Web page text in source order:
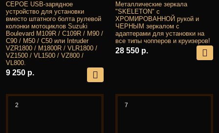
СЕРОЕ USB-зарядное
устройство для установки
вместо штатного болта рулевой
колонки мотоциклов Suzuki
Boulevard M109R / C109R / M90 /
C90 / M50 / C50 или Intruder
VZR1800 / M1800R / VLR1800 /
VZ1500 / VL1500 / VZ800 /
VL800.
9 250 р.
Металлические зеркала
"SKELETON" с
ХРОМИРОВАННОЙ рукой и
ЧЕРНЫМ зеркалом с
адаптерами для установки на
все типы чопперов и круизеров!
28 550 р.
2 7